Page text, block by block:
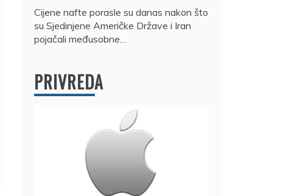
Cijene nafte porasle su danas nakon što
su Sjedinjene Američke Države i Iran
pojačali međusobne…
PRIVREDA